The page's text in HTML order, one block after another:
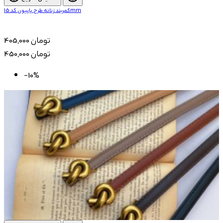
کمربند زنانه طرح پاپیون کد 15mm
405,000 تومان
450,000 تومان
-10%